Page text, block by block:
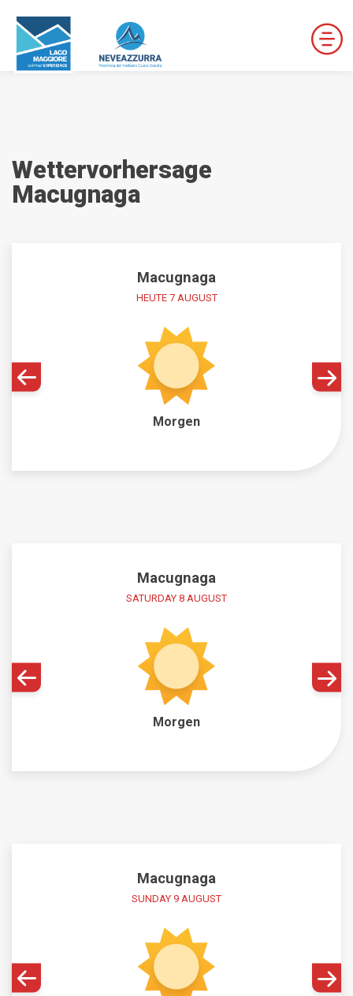
LOCALITÀ DI FONDO
Webcam
Wettervorhersage
Macugnaga
Macugnaga
HEUTE 7 AUGUST
Morgen
Macugnaga
SATURDAY 8 AUGUST
Morgen
Macugnaga
SUNDAY 9 AUGUST